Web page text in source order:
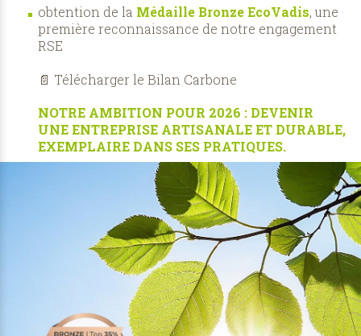
obtention de la Médaille Bronze EcoVadis, une
première reconnaissance de notre engagement
RSE
📄 Télécharger le Bilan Carbone
NOTRE AMBITION POUR 2026 :DEVENIR
UNE ENTREPRISE ARTISANALE ET DURABLE,
EXEMPLAIRE DANS SES PRATIQUES.